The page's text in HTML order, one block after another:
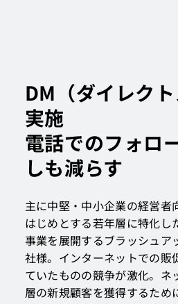
DM（ダイレク
実施
電話でのフォロ
しも減らす
主に中堅・中小企業の経営者
はじめとする若年層に特化し
事業を展開するブラッシュア
社様。インターネットでの販
ていたものの競争が激化。ネ
層の新規顧客を獲得するため